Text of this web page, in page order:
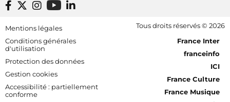
Footer bottom
Mentions légales
Conditions générales
d'utilisation
Protection des données
Gestion cookies
Accessibilité : partiellement
conforme
Tous droits réservés © 2026
[RDF] Pied de page - Mobile
France Inter
franceinfo
ICI
France Culture
France Musique